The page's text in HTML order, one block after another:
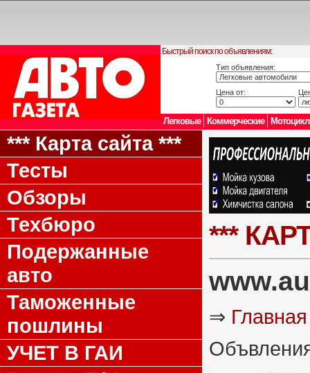
Быстрый поиск по объявлениям:
Тип объявления:
Цена от:
Легковые Коммерческие
*** Карта сайта ***
Тесты
Обзоры
Техбюро
Подержанные
авто
Таможенные
пошлины
УЧЕТ В ГАИ
***
⇒ Главная